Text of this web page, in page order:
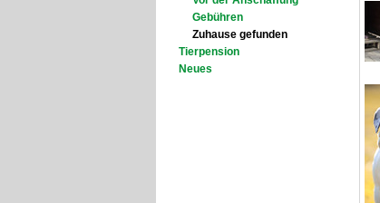
Gebühren
Zuhause gefunden
Tierpension
Neues